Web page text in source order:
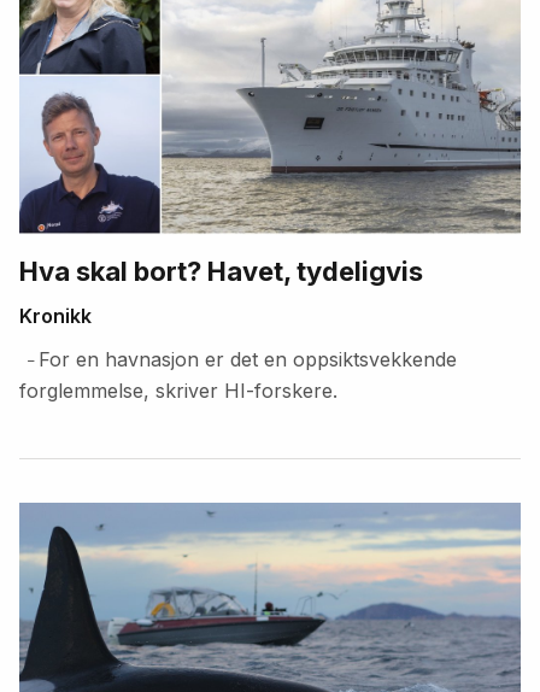
Hva skal bort? Havet, tydeligvis
Kronikk
– For en havnasjon er det en oppsiktsvekkende
forglemmelse, skriver HI-forskere.
artikler